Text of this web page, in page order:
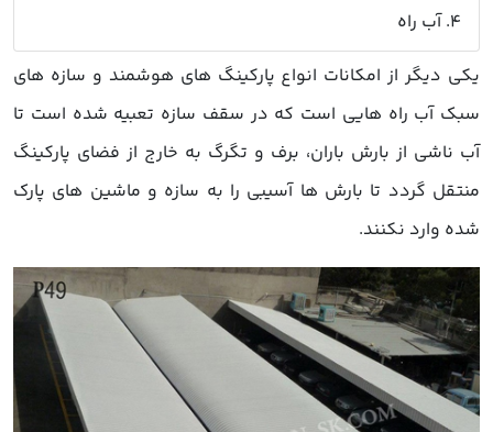
4. آب راه
یکی دیگر از امکانات انواع پارکینگ های هوشمند و سازه های
سبک آب راه هایی است که در سقف سازه تعبیه شده است تا
آب ناشی از بارش باران، برف و تگرگ به خارج از فضای پارکینگ
منتقل گردد تا بارش ها آسیبی را به سازه و ماشین های پارک
شده وارد نکنند.